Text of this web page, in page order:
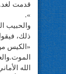
قدمت لغد.
».
والحبيب
ذلك،
«الكيس
الله